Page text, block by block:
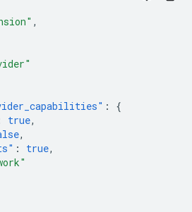
,
:
{
true,
,
: true,